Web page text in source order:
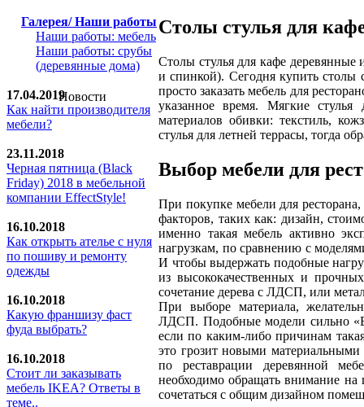
Галерея/ Наши работы
Наши работы: мебель
Наши работы: срубы
(деревянные дома)
Новости
17.04.2019
Как найти производителя
мебели?
23.11.2018
Черная пятница (Black
Friday) 2018 в мебельной
компании EffectStyle!
16.10.2018
Как открыть ателье с нуля
по пошиву и ремонту
одежды
16.10.2018
Какую франшизу фаст
фуда выбрать?
16.10.2018
Стoит ли заказывать
мебель IKEA? Ответы в
теме..
Столы стулья для
Столы стулья для кафе деревянные
и спинкой). Сегодня купить столы
просто заказать мебель для
указанное время. Мягкие стулья
материалов обивки: текстиль,
стулья для летней террасы, тогда
Выбор мебели для
При покупке мебели для
факторов, таких как: дизайн,
именно такая мебель активно
нагрузкам, по сравнению с
И чтобы выдержать подобные
из высококачественных и
сочетание дерева с ЛДСП, или
При выборе материала,
ЛДСП. Подобные модели сильно
если по каким-либо причинам
это грозит новыми
по реставрации деревянной
необходимо обращать внимание
сочетаться с общим дизайном